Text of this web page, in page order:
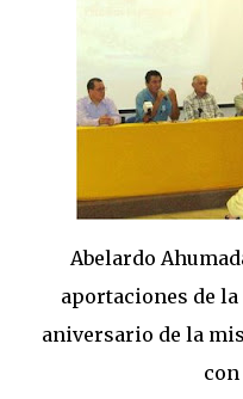
Abelardo
aportaciones de la
aniversario de la
con